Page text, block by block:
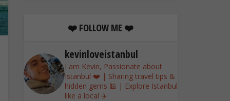
❤️ FOLLOW ME ❤️
kevinloveistanbul
I am Kevin, Passionate about
Istanbul ❤️ | Sharing travel tips &
hidden gems 🕌 | Explore Istanbul
like a local ✈️